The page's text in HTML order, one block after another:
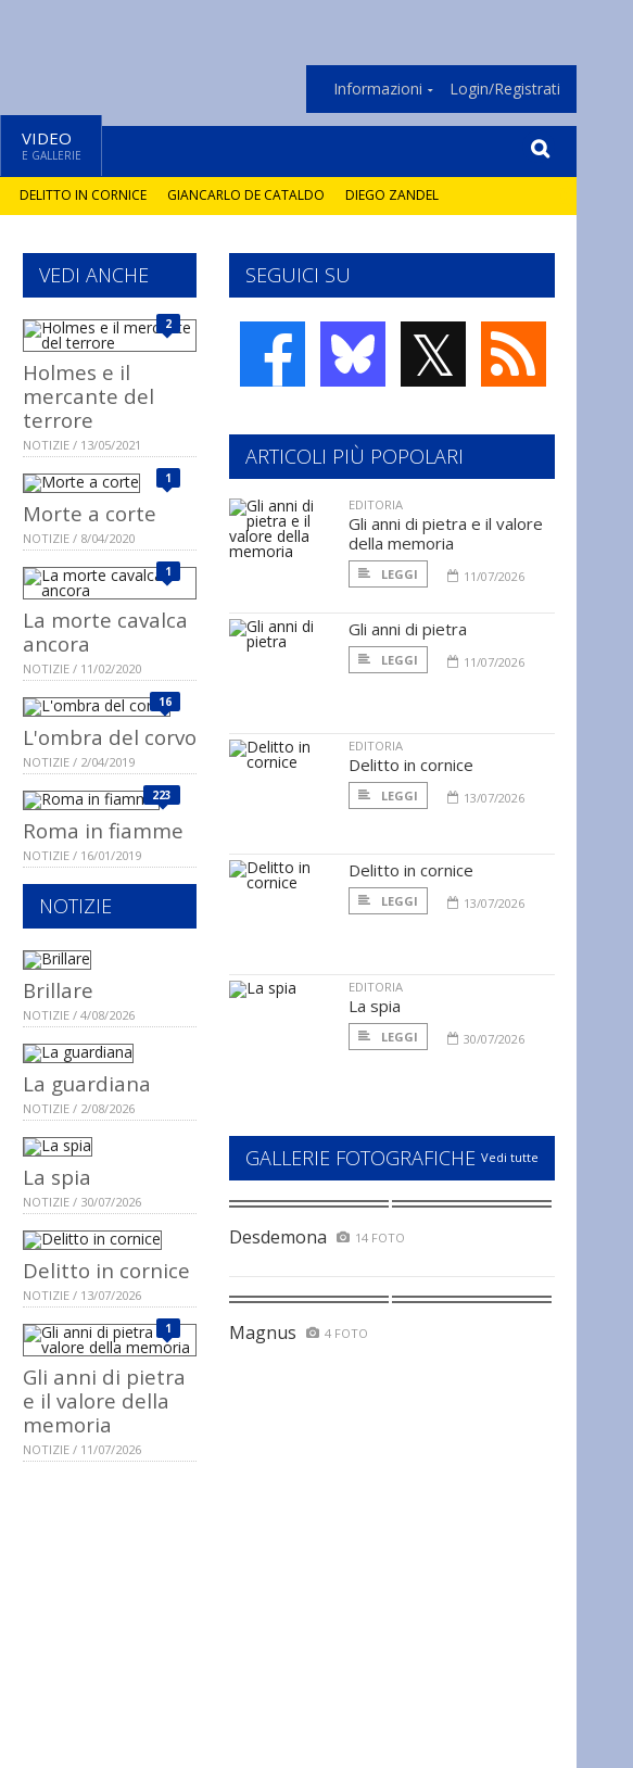
Informazioni Login/Registrati
VIDEO
E GALLERIE
DELITTO IN CORNICE GIANCARLO DE CATALDO DIEGO ZANDEL
SEGUICI SU
𝕏
VEDI ANCHE
2
Holmes e il
mercante del
terrore
NOTIZIE / 13/05/2021
1
Morte a corte
NOTIZIE / 8/04/2020
1
La morte cavalca
ancora
NOTIZIE / 11/02/2020
16
L'ombra del corvo
NOTIZIE / 2/04/2019
223
Roma in fiamme
NOTIZIE / 16/01/2019
NOTIZIE
Brillare
NOTIZIE / 4/08/2026
La guardiana
NOTIZIE / 2/08/2026
La spia
NOTIZIE / 30/07/2026
Delitto in cornice
NOTIZIE / 13/07/2026
1
Gli anni di pietra
e il valore della
memoria
NOTIZIE / 11/07/2026
ARTICOLI PIÙ POPOLARI
EDITORIA
Gli anni di pietra e il valore
della memoria
LEGGI 11/07/2026
Gli anni di pietra
LEGGI 11/07/2026
EDITORIA
Delitto in cornice
LEGGI 13/07/2026
Delitto in cornice
LEGGI 13/07/2026
EDITORIA
La spia
LEGGI 30/07/2026
GALLERIE FOTOGRAFICHE Vedi tutte
Desdemona 14 FOTO
Magnus 4 FOTO